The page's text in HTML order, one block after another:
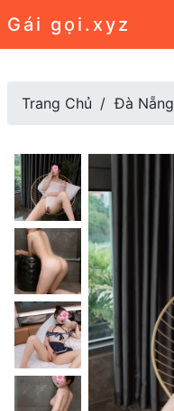
Gái gọi.xyz
Trang Chủ Đà Nẵng